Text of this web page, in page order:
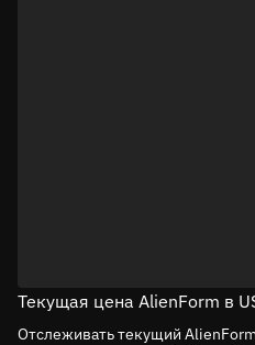
Текущая цена AlienForm в
Отслеживать текущий